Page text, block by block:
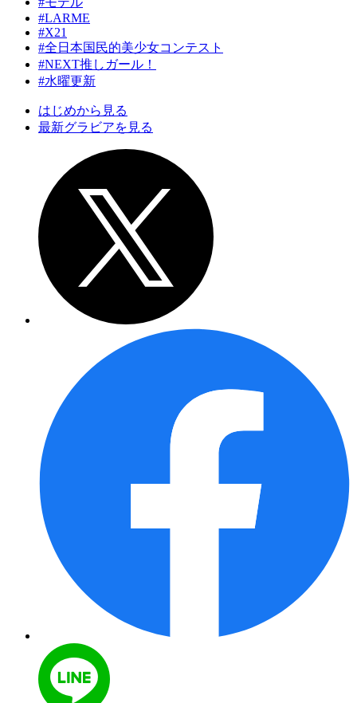
#LARME
#X21
#全日本国民的美少女コンテスト
#NEXT推しガール！
#水曜更新
はじめから見る
最新グラビアを見る